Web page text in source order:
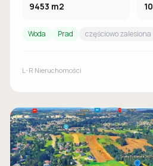
9453 m2 10
Woda Prad częściowo zalesiona
L-R Nieruchomości